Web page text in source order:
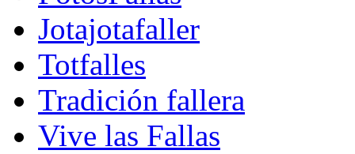
Jotajotafaller
Totfalles
Tradición fallera
Vive las Fallas